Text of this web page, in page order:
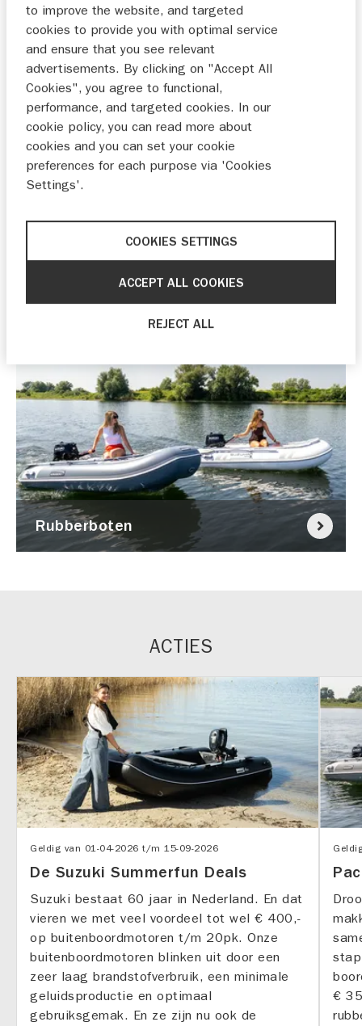
MAAK EEN KEUZE
Buitenboordmotoren
Rubberboten
ACTIES
Geldig van 01-04-2026 t/m 15-09-2026
De Suzuki Summerfun Deals
Suzuki bestaat 60 jaar in Nederland. En dat
vieren we met veel voordeel tot wel € 400,-
op buitenboordmotoren t/m 20pk. Onze
buitenboordmotoren blinken uit door een
zeer laag brandstofverbruik, een minimale
geluidsproductie en optimaal
gebruiksgemak. En ze zijn nu ook de
€
to improve the website, and targeted
cookies to provide you with optimal service
and ensure that you see relevant
advertisements. By clicking on "Accept All
Cookies", you agree to functional,
performance, and targeted cookies. In our
cookie policy, you can read more about
cookies and you can set your cookie
preferences for each purpose via 'Cookies
Settings'.
COOKIES SETTINGS
REJECT ALL
ACCEPT ALL COOKIES